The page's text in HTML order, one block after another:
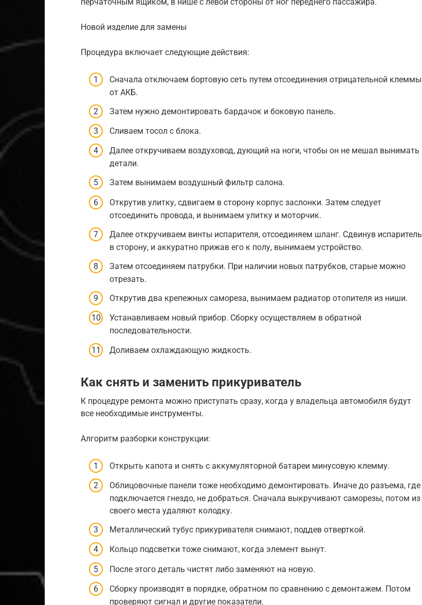
Новой изделие для замены
Процедура включает следующие действия:
Сначала отключаем бортовую сеть путем отсоединения отрицательной клеммы
от АКБ.
Затем нужно демонтировать бардачок и боковую панель.
Сливаем тосол с блока.
Далее откручиваем воздуховод, дующий на ноги, чтобы он не мешал вынимать
детали.
Затем вынимаем воздушный фильтр салона.
Открутив улитку, сдвигаем в сторону корпус заслонки. Затем следует
отсоединить провода, и вынимаем улитку и моторчик.
Далее откручиваем винты испарителя, отсоединяем шланг. Сдвинув испаритель
в сторону, и аккуратно прижав его к полу, вынимаем устройство.
Затем отсоединяем патрубки. При наличии новых патрубков, старые можно
отрезать.
Открутив два крепежных самореза, вынимаем радиатор отопителя из ниши.
Устанавливаем новый прибор. Сборку осуществляем в обратной
последовательности.
Доливаем охлаждающую жидкость.
Как снять и заменить прикуриватель
К процедуре ремонта можно приступать сразу, когда у владельца автомобиля будут
все необходимые инструменты.
Алгоритм разборки конструкции:
Открыть капота и снять с аккумуляторной батареи минусовую клемму.
Облицовочные панели тоже необходимо демонтировать. Иначе до разъема, где
подключается гнездо, не добраться. Сначала выкручивают саморезы, потом из
своего места удаляют колодку.
Металлический тубус прикуривателя снимают, поддев отверткой.
Кольцо подсветки тоже снимают, когда элемент вынут.
После этого деталь чистят либо заменяют на новую.
Сборку производят в порядке, обратном по сравнению с демонтажем. Потом
проверяют сигнал и другие показатели.